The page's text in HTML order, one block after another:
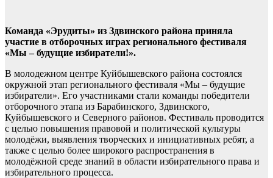
Команда «Эрудиты» из Здвинского района приняла
участие в отборочных играх регионального фестиваля
«Мы – будущие избиратели!».
В молодежном центре Куйбышевского района состоялся
окружной этап регионального фестиваля «Мы – будущие
избиратели». Его участниками стали команды победители
отборочного этапа из Барабинского, Здвинского,
Куйбышевского и Северного районов. Фестиваль проводится
с целью повышения правовой и политической культуры
молодёжи, выявления творческих и инициативных ребят, а
также с целью более широкого распространения в
молодёжной среде знаний в области избирательного права и
избирательного процесса.